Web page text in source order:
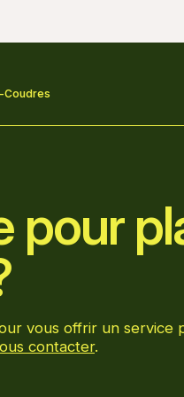
Coudres
pour
vous offrir un service
contacter.